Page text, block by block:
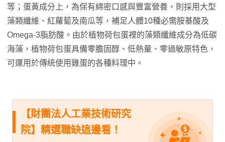
等；蛋黃成分上，為保有綿密口感與豐富營養，則採用大型
藻類纖維、紅蘿蔔及南瓜等，補足人體10種必需胺基酸及
Omega-3脂肪酸。由於植物荷包蛋裡的藻類纖維成分為低碳
海藻，植物荷包蛋具備零膽固醇、低熱量、零過敏原特色，
可運用於傳統使用雞蛋的各種料理中。
【財團法人工業技術研究
院】精選職缺這邊看！